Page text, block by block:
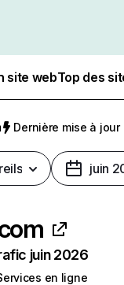
site webTop des
Dernière mise à jour
juin
juin 2026
en ligne